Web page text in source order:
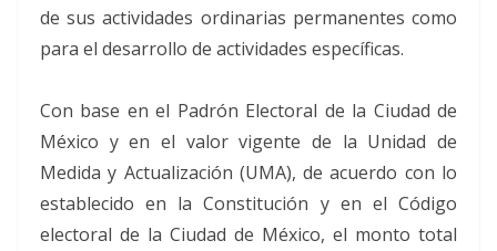
de sus actividades ordinarias permanentes como
para el desarrollo de actividades específicas.
Con base en el Padrón Electoral de la Ciudad de
México y en el valor vigente de la Unidad de
Medida y Actualización (UMA), de acuerdo con lo
establecido en la Constitución y en el Código
electoral de la Ciudad de México, el monto total